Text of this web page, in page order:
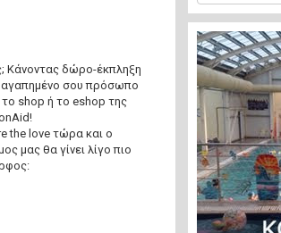
Κάνοντας δώρο-έκπληξη
σου πρόσωπο
shop ή το eshop της
the love τώρα και ο
μας θα γίνει λίγο πιο